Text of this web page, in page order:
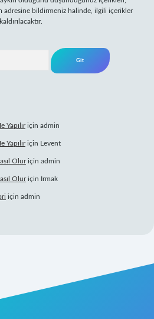
adresine bildirmeniz halinde, ilgili içerikler
Yapılıriçin admin
Yapılıriçin Levent
Oluriçin admin
Oluriçin Irmak
için admin